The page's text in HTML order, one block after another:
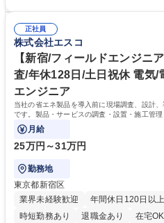
施設、工場、病院、学校等と幅広くサー
職種 【茨城/契約社員(在宅)】電気主任
理
仕事のやりがいも大きいため、社員満
細：http://www.esco-co.jp/cubicle/ 学歴・資格 学歴：大学院 大学 高専 短
大 専修学校 高校 語学力： 資格：第三
通自動車
正社員
株式会社エスコ
【新宿/フィールドエンジニ
査/年休128日/土日祝休 電気/
エンジニア
当社の省エネ製品を導入前に現場調査、設計
です。製品・サービスの調査・設置・施工管
月給
25万円～31万円
勤務地
東京都新宿区
業界未経験歓迎
年間休日120日以上
時短勤務あり
退職金あり 在宅OK